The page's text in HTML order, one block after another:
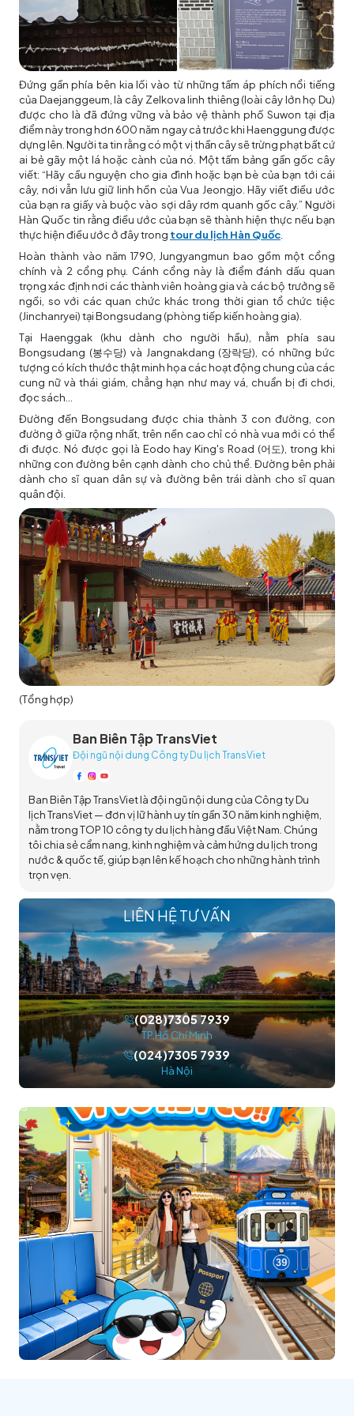
Đứng gần phía bên kia lối vào từ những tấm áp phích nổi tiếng
của Daejanggeum, là cây Zelkova linh thiêng (loài cây lớn họ Du)
được cho là đã đứng vững và bảo vệ thành phố Suwon tại địa
điểm này trong hơn 600 năm ngay cả trước khi Haenggung được
dựng lên. Người ta tin rằng có một vị thần cây sẽ trừng phạt bất cứ
ai bẻ gãy một lá hoặc cành của nó. Một tấm bảng gần gốc cây
viết: “Hãy cầu nguyện cho gia đình hoặc bạn bè của bạn tới cái
cây, nơi vẫn lưu giữ linh hồn của Vua Jeongjo. Hãy viết điều ước
của bạn ra giấy và buộc vào sợi dây rơm quanh gốc cây.” Người
Hàn Quốc tin rằng điều ước của bạn sẽ thành hiện thực nếu bạn
thực hiện điều ước ở đây trong tour du lịch Hàn Quốc
Hoàn thành vào năm 1790, Jungyangmun bao gồm một cổng
chính và 2 cổng phụ. Cánh cổng này là điểm đánh dấu quan
trọng xác định nơi các thành viên hoàng gia và các bộ trưởng sẽ
ngồi, so với các quan chức khác trong thời gian tổ chức tiệc
(Jinchanryei) tại Bongsudang (phòng tiếp kiến ​​hoàng gia).
Tại Haenggak (khu dành cho người hầu), nằm phía sau
Bongsudang (봉수당) và Jangnakdang (장락당), có những bức
tượng có kích thước thật minh họa các hoạt động chung của các
cung nữ và thái giám, chẳng hạn như may vá, chuẩn bị đi chơi,
đọc sách...
Đường đến Bongsudang được chia thành 3 con đường, con
đường ở giữa rộng nhất, trên nền cao chỉ có nhà vua mới có thể
đi được. Nó được gọi là Eodo hay King's Road (어도), trong khi
những con đường bên cạnh dành cho chủ thể. Đường bên phải
dành cho sĩ quan dân sự và đường bên trái dành cho sĩ quan
quân đội.
(Tổng hợp)
Ban Biên Tập TransViet
Đội ngũ nội dung Công ty Du lịch TransViet
Ban Biên Tập TransViet là đội ngũ nội dung của Công ty Du
lịch TransViet — đơn vị lữ hành uy tín gần 30 năm kinh nghiệm,
nằm trong TOP 10 công ty du lịch hàng đầu Việt Nam. Chúng
tôi chia sẻ cẩm nang, kinh nghiệm và cảm hứng du lịch trong
nước & quốc tế, giúp bạn lên kế hoạch cho những hành trình
trọn vẹn.
LIÊN HỆ TƯ VẤN
(028)7305 7939
TP.Hồ Chí Minh
(024)7305 7939
Hà Nội